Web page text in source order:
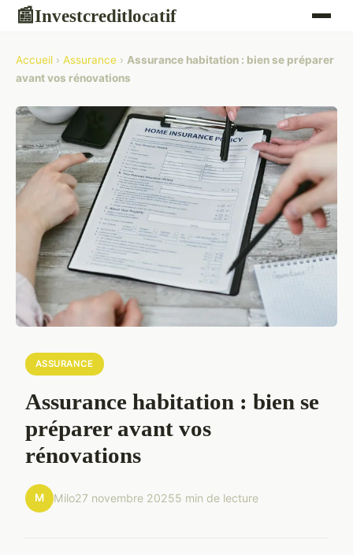
📰Investcreditlocatif
Accueil › Assurance › Assurance habitation : bien se préparer
avant vos rénovations
ASSURANCE
Assurance habitation : bien se
préparer avant vos
rénovations
M Milo27 novembre 20255 min de lecture